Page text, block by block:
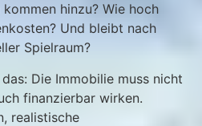
hinzu? Wie hoch
Und bleibt nach
Spielraum?
Die Immobilie muss nicht
finanzierbar wirken.
realistische